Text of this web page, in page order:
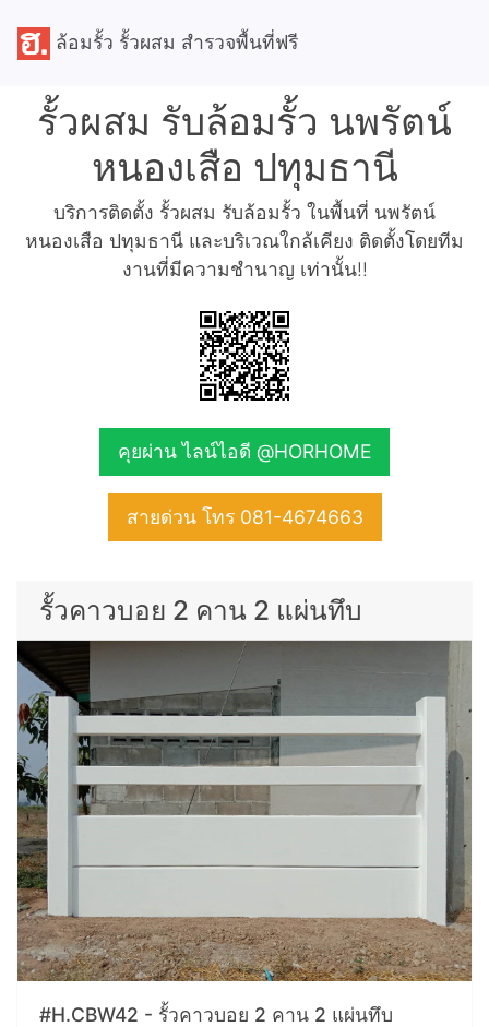
ล้อมรั้ว รั้วผสม สำรวจพื้นที่ฟรี
รั้วผสม รับล้อมรั้ว นพรัตน์
หนองเสือ ปทุมธานี
บริการติดตั้ง รั้วผสม รับล้อมรั้ว ในพื้นที่ นพรัตน์
หนองเสือ ปทุมธานี และบริเวณใกล้เคียง ติดตั้งโดยทีม
งานที่มีความชำนาญ เท่านั้น!!
คุยผ่าน ไลน์ไอดี @HORHOME
สายด่วน โทร 081-4674663
รั้วคาวบอย 2 คาน 2 แผ่นทึบ
#H.CBW42 - รั้วคาวบอย 2 คาน 2 แผ่นทึบ